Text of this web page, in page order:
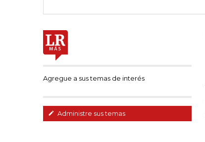
Agregue a sus temas de interés
Administre sus temas